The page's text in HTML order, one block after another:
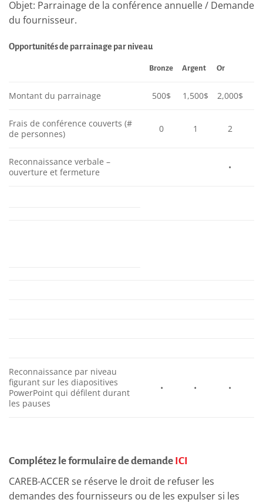
Objet: Parrainage de la conférence annuelle / Demande
du fournisseur.
Opportunités de parrainage par niveau
Bronze Argent Or
Montant du parrainage 500$ 1,500$ 2,000$
Frais de conférence couverts (#
de personnes)
0 1 2
Reconnaissance verbale –
ouverture et fermeture
•
Reconnaissance par niveau
figurant sur les diapositives
PowerPoint qui défilent durant
les pauses
• • •
Complétez le formulaire de demande ICI
CAREB-ACCER se réserve le droit de refuser les
demandes des fournisseurs ou de les expulser si les